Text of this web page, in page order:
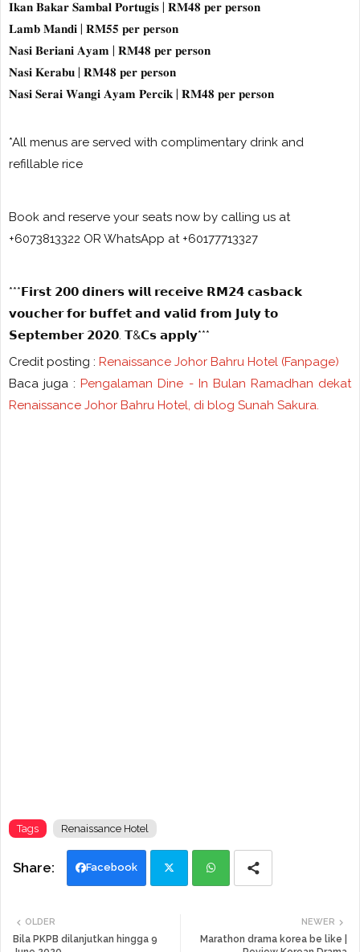
𝐈𝐤𝐚𝐧 𝐁𝐚𝐤𝐚𝐫 𝐒𝐚𝐦𝐛𝐚𝐥 𝐏𝐨𝐫𝐭𝐮𝐠𝐢𝐬 | 𝐑𝐌𝟒𝟖 𝐩𝐞𝐫 𝐩𝐞𝐫𝐬𝐨𝐧
𝐋𝐚𝐦𝐛 𝐌𝐚𝐧𝐝𝐢 | 𝐑𝐌𝟓𝟓 𝐩𝐞𝐫 𝐩𝐞𝐫𝐬𝐨𝐧
𝐍𝐚𝐬𝐢 𝐁𝐞𝐫𝐢𝐚𝐧𝐢 𝐀𝐲𝐚𝐦 | 𝐑𝐌𝟒𝟖 𝐩𝐞𝐫 𝐩𝐞𝐫𝐬𝐨𝐧
𝐍𝐚𝐬𝐢 𝐊𝐞𝐫𝐚𝐛𝐮 | 𝐑𝐌𝟒𝟖 𝐩𝐞𝐫 𝐩𝐞𝐫𝐬𝐨𝐧
𝐍𝐚𝐬𝐢 𝐒𝐞𝐫𝐚𝐢 𝐖𝐚𝐧𝐠𝐢 𝐀𝐲𝐚𝐦 𝐏𝐞𝐫𝐜𝐢𝐤 | 𝐑𝐌𝟒𝟖 𝐩𝐞𝐫 𝐩𝐞𝐫𝐬𝐨𝐧
*All menus are served with complimentary drink and
refillable rice
Book and reserve your seats now by calling us at
+6073813322 OR WhatsApp at +60177713327
***𝗙𝗶𝗿𝘀𝘁 𝟮𝟬𝟬 𝗱𝗶𝗻𝗲𝗿𝘀 𝘄𝗶𝗹𝗹 𝗿𝗲𝗰𝗲𝗶𝘃𝗲 𝗥𝗠𝟮𝟰 𝗰𝗮𝘀𝗯𝗮𝗰𝗸
𝘃𝗼𝘂𝗰𝗵𝗲𝗿 𝗳𝗼𝗿 𝗯𝘂𝗳𝗳𝗲𝘁 𝗮𝗻𝗱 𝘃𝗮𝗹𝗶𝗱 𝗳𝗿𝗼𝗺 𝗝𝘂𝗹𝘆 𝘁𝗼
𝗦𝗲𝗽𝘁𝗲𝗺𝗯𝗲𝗿 𝟮𝟬𝟮𝟬. 𝗧&𝗖𝘀 𝗮𝗽𝗽𝗹𝘆***
Credit posting : Renaissance Johor Bahru Hotel (Fanpage)
Baca juga :Pengalaman Dine - In Bulan Ramadhan dekat
Renaissance Johor Bahru Hotel, di blog Sunah Sakura.
Tags Renaissance Hotel
Facebook
ats
NEWER
Marathon drama korea be like |
OLDER
Bila PKPB dilanjutkan hingga 9